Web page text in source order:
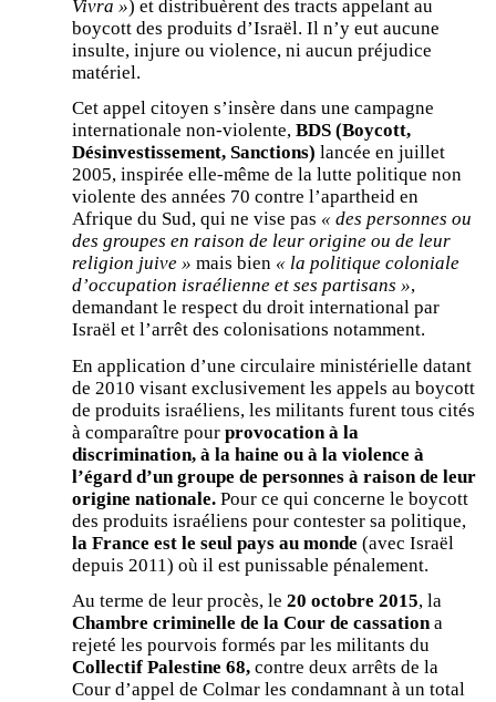
Vivra ») et distribuèrent des tracts appelant au
boycott des produits d’Israël. Il n’y eut aucune
insulte, injure ou violence, ni aucun préjudice
matériel.
Cet appel citoyen s’insère dans une campagne
internationale non-violente, BDS (Boycott,
Désinvestissement, Sanctions) lancée en juillet
2005, inspirée elle-même de la lutte politique non
violente des années 70 contre l’apartheid en
Afrique du Sud, qui ne vise pas « des personnes ou
des groupes en raison de leur origine ou de leur
religion juive » mais bien « la politique coloniale
d’occupation israélienne et ses partisans »,
demandant le respect du droit international par
Israël et l’arrêt des colonisations notamment.
En application d’une circulaire ministérielle datant
de 2010 visant exclusivement les appels au boycott
de produits israéliens, les militants furent tous cités
à comparaître pour provocation à la
discrimination, à la haine ou à la violence à
l’égard d’un groupe de personnes à raison de leur
origine nationale. Pour ce qui concerne le boycott
des produits israéliens pour contester sa politique,
la France est le seul pays au monde (avec Israël
depuis 2011) où il est punissable pénalement.
Au terme de leur procès, le 20 octobre 2015, la
Chambre criminelle de la Cour de cassationa
rejeté les pourvois formés par les militants du
Collectif Palestine 68, contre deux arrêts de la
Cour d’appel de Colmar les condamnant à un total